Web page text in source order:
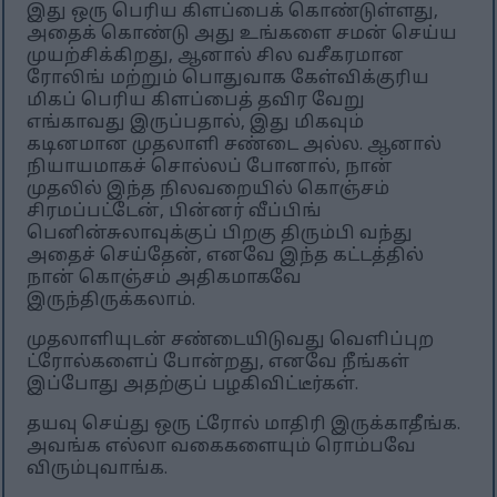
இது ஒரு பெரிய கிளப்பைக் கொண்டுள்ளது,
அதைக் கொண்டு அது உங்களை சமன் செய்ய
முயற்சிக்கிறது, ஆனால் சில வசீகரமான
ரோலிங் மற்றும் பொதுவாக கேள்விக்குரிய
மிகப் பெரிய கிளப்பைத் தவிர வேறு
எங்காவது இருப்பதால், இது மிகவும்
கடினமான முதலாளி சண்டை அல்ல. ஆனால்
நியாயமாகச் சொல்லப் போனால், நான்
முதலில் இந்த நிலவறையில் கொஞ்சம்
சிரமப்பட்டேன், பின்னர் வீப்பிங்
பெனின்சுலாவுக்குப் பிறகு திரும்பி வந்து
அதைச் செய்தேன், எனவே இந்த கட்டத்தில்
நான் கொஞ்சம் அதிகமாகவே
இருந்திருக்கலாம்.
முதலாளியுடன் சண்டையிடுவது வெளிப்புற
ட்ரோல்களைப் போன்றது, எனவே நீங்கள்
இப்போது அதற்குப் பழகிவிட்டீர்கள்.
தயவு செய்து ஒரு ட்ரோல் மாதிரி இருக்காதீங்க.
அவங்க எல்லா வகைகளையும் ரொம்பவே
விரும்புவாங்க.